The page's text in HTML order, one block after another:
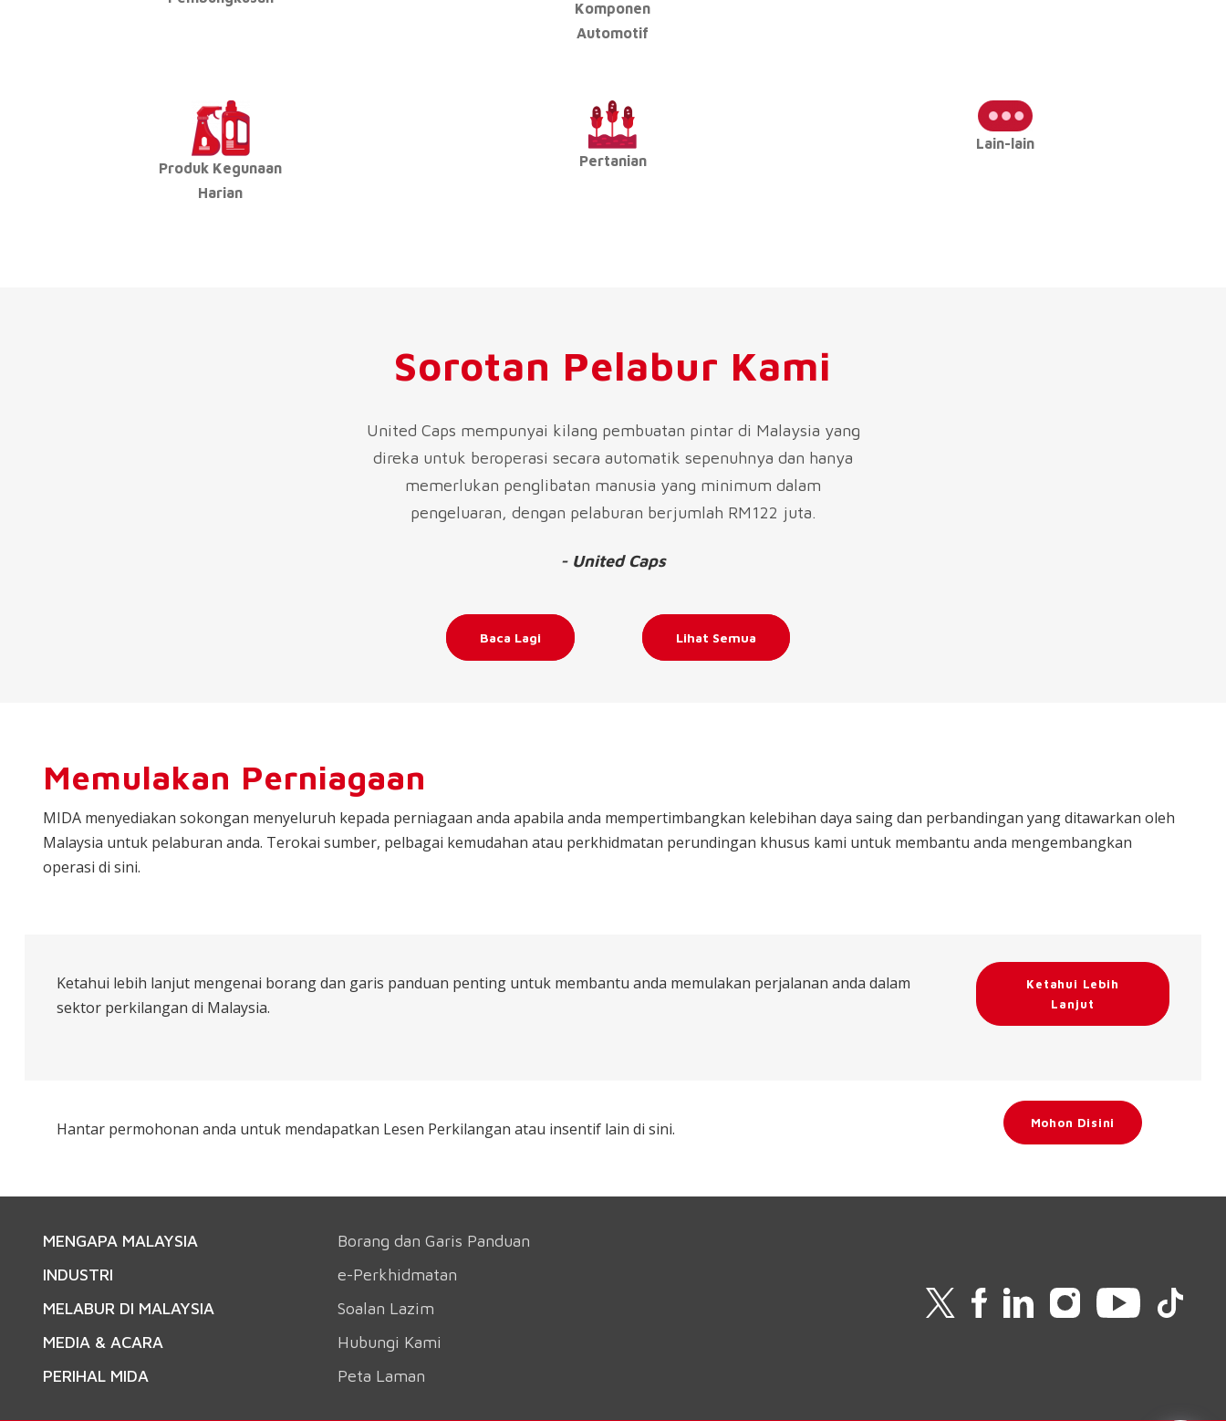
Komponen
Automotif
Produk Kegunaan
Harian
Pertanian
Lain-lain
Sorotan Pelabur Kami
United Caps mempunyai kilang pembuatan pintar di Malaysia yang
direka untuk beroperasi secara automatik sepenuhnya dan hanya
memerlukan penglibatan manusia yang minimum dalam
pengeluaran, dengan pelaburan berjumlah RM122 juta.
- United Caps
Baca Lagi Lihat Semua
Memulakan Perniagaan
MIDA menyediakan sokongan menyeluruh kepada perniagaan anda apabila anda mempertimbangkan kelebihan daya saing dan perbandingan yang ditawarkan oleh
Malaysia untuk pelaburan anda. Terokai sumber, pelbagai kemudahan atau perkhidmatan perundingan khusus kami untuk membantu anda mengembangkan
operasi di sini.
Ketahui lebih lanjut mengenai borang dan garis panduan penting untuk membantu anda memulakan perjalanan anda dalam
sektor perkilangan di Malaysia.
Ketahui Lebih
Lanjut
Hantar permohonan anda untuk mendapatkan Lesen Perkilangan atau insentif lain di sini. Mohon Disini
MENGAPA MALAYSIA
INDUSTRI
MELABUR DI MALAYSIA
MEDIA & ACARA
PERIHAL MIDA
Borang dan Garis Panduan
e-Perkhidmatan
Soalan Lazim
Hubungi Kami
Peta Laman